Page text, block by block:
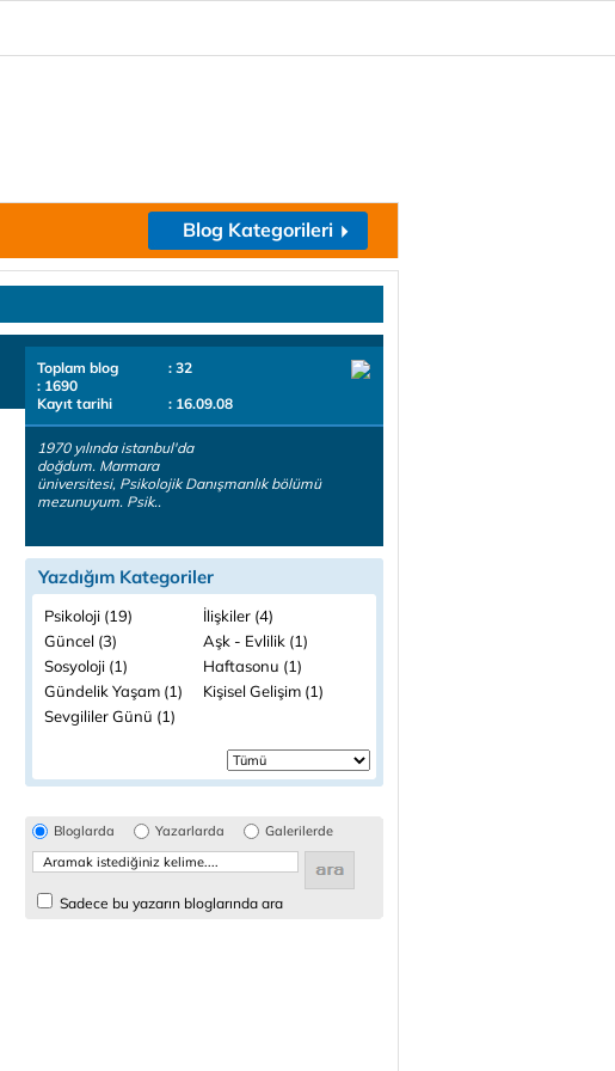
Blog Kategorileri
Toplam blog
: 32
: 1690
Kayıt tarihi
: 16.09.08
1970 yılında istanbul'da
doğdum. Marmara
üniversitesi, Psikolojik Danışmanlık bölümü
mezunuyum. Psik..
Yazdığım Kategoriler
Psikoloji (19)
İlişkiler (4)
Güncel (3)
Aşk - Evlilik (1)
Sosyoloji (1)
Haftasonu (1)
Gündelik Yaşam (1)
Kişisel Gelişim (1)
Sevgililer Günü (1)
Bloglarda Yazarlarda Galerilerde
Sadece bu yazarın bloglarında ara